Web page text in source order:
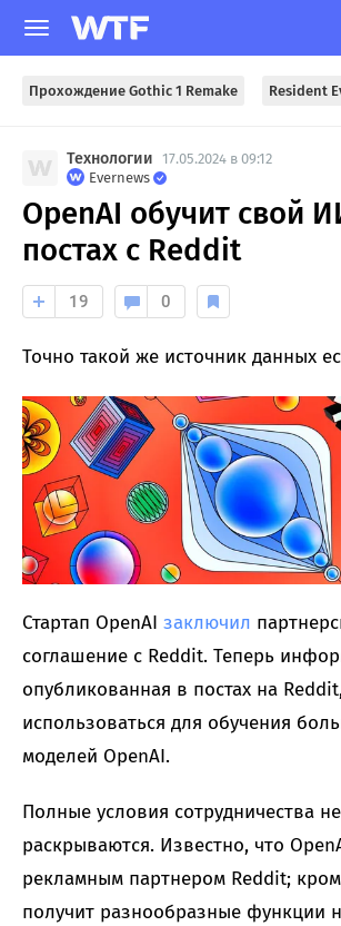
Прохождение Gothic 1 Remake Resident
Технологии
17.05.2024 в 09:12
Evernews
OpenAI обучит свой
постах с Reddit
19 0
Точно такой же источник данных
Стартап OpenAI заключил
соглашение с Reddit. Теперь
опубликованная в постах на
использоваться для обучения
моделей OpenAI.
Полные условия сотрудничества не
раскрываются. Известно, что
рекламным партнером Reddit;
получит разнообразные функции